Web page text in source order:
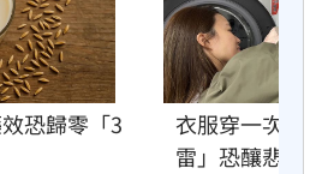
恐歸零「3
衣服穿一次就
雷」恐釀悲劇